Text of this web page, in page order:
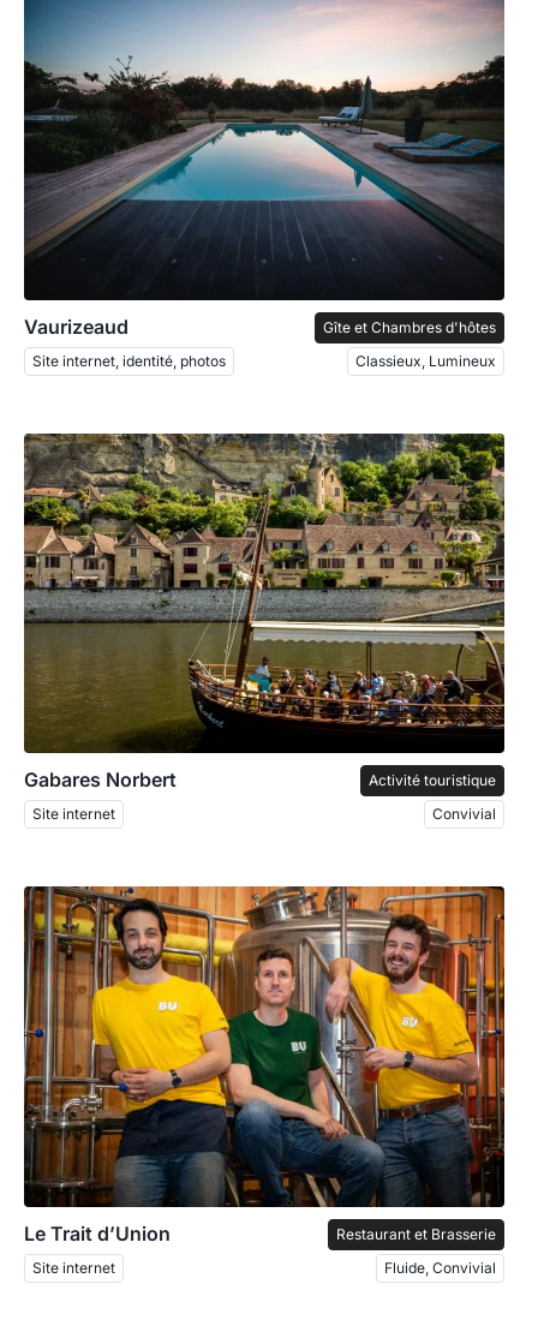
Vaurizeaud
Gîte et Chambres d'hôtes
Site internet, identité, photos
Classieux, Lumineux
Gabares Norbert
Activité touristique
Site internet
Convivial
Le Trait d’Union
Restaurant et Brasserie
Site internet
Fluide, Convivial